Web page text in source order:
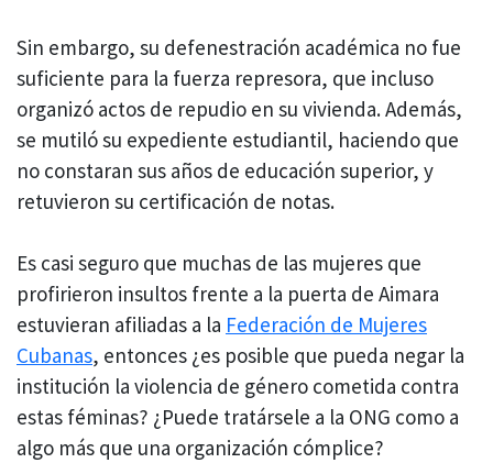
Sin embargo, su defenestración académica no fue
suficiente para la fuerza represora, que incluso
organizó actos de repudio en su vivienda. Además,
se mutiló su expediente estudiantil, haciendo que
no constaran sus años de educación superior, y
retuvieron su certificación de notas.
Es casi seguro que muchas de las mujeres que
profirieron insultos frente a la puerta de Aimara
estuvieran afiliadas a la Federación de Mujeres
Cubanas, entonces ¿es posible que pueda negar la
institución la violencia de género cometida contra
estas féminas? ¿Puede tratársele a la ONG como a
algo más que una organización cómplice?